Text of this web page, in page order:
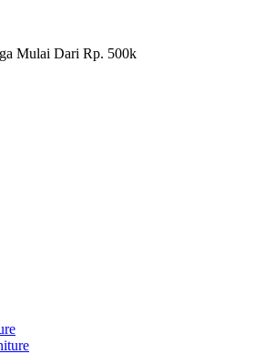
Mulai Dari Rp. 500k